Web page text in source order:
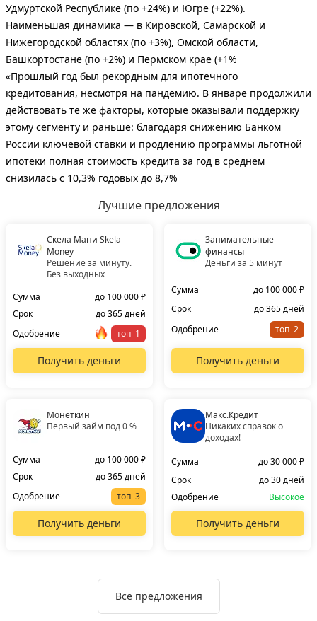
Удмуртской Республике (по +24%) и Югре (+22%).
Наименьшая динамика — в Кировской, Самарской и
Нижегородской областях (по +3%), Омской области,
Башкортостане (по +2%) и Пермском крае (+1%
«Прошлый год был рекордным для ипотечного
кредитования, несмотря на пандемию. В январе продолжили
действовать те же факторы, которые оказывали поддержку
этому сегменту и раньше: благодаря снижению Банком
России ключевой ставки и продлению программы льготной
ипотеки полная стоимость кредита за год в среднем
снизилась с 10,3% годовых до 8,7%
Лучшие предложения
Скела Мани Skela
Money
Решение за минуту.
Без выходных
Сумма
до 100 000 ₽
Срок
до 365 дней
Одобрение
топ
Получить деньги
Занимательные
финансы
Деньги за 5 минут
Сумма
до 100 000 ₽
Срок
до 365 дней
Одобрение
топ
Получить деньги
Монеткин
Первый займ под 0 %
Сумма
до 100 000 ₽
Срок
до 365 дней
Одобрение
топ
Получить деньги
Макс.Кредит
Никаких справок о
доходах!
Сумма
до 30 000 ₽
Срок
до 30 дней
Одобрение
Высокое
Получить деньги
Все предложения